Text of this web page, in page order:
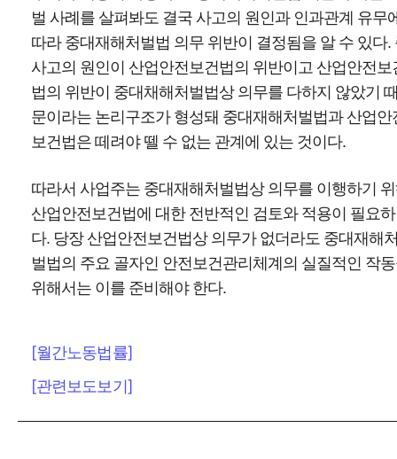
벌 사례를 살펴봐도 결국 사고의 원인과 인과관계 유무
따라 중대재해처벌법 의무 위반이 결정됨을 알 수 있다.
사고의 원인이 산업안전보건법의 위반이고 산업안전보
법의 위반이 중대채해처벌법상 의무를 다하지 않았기
문이라는 논리구조가 형성돼 중대재해처벌법과 산업안
보건법은 떼려야 뗄 수 없는 관계에 있는 것이다.
따라서 사업주는 중대재해처벌법상 의무를 이행하기
산업안전보건법에 대한 전반적인 검토와 적용이 필요하
다. 당장 산업안전보건법상 의무가 없더라도 중대재해
벌법의 주요 골자인 안전보건관리체계의 실질적인 작
위해서는 이를 준비해야 한다.
[월간노동법률]
[관련보도보기]